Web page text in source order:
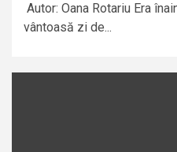
Autor: Oana Rotariu Era
vântoasă zi de...